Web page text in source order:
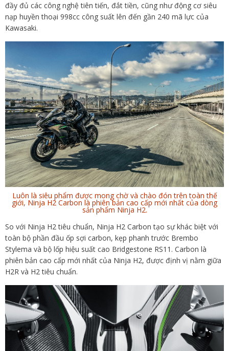
đầy đủ các công nghệ tiên tiến, đắt tiền, cũng như động cơ siêu
nạp huyền thoại 998cc công suất lên đến gần 240 mã lực của
Kawasaki.
Luôn là siêu phẩm được mong chờ và chào đón trên toàn thế
giới, Ninja H2 Carbon là phiên bản cao cấp mới nhất của dòng
sản phẩm Ninja H2.
So với Ninja H2 tiêu chuẩn, Ninja H2 Carbon tạo sự khác biệt với
toàn bộ phần đầu ốp sợi carbon, kẹp phanh trước Brembo
Stylema và bộ lốp hiệu suất cao Bridgestone RS11. Carbon là
phiên bản cao cấp mới nhất của Ninja H2, được định vị nằm giữa
H2R và H2 tiêu chuẩn.